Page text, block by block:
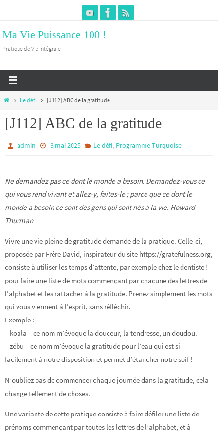
le
contenu
Ma Vie Puissance 100 !
Pratique de Vie Intégrale
HomeLe défi [J112] ABC de la gratitude
[J112] ABC de la gratitude
admin 3 mai 2025 Le défi, Programme Turquoise
Ne demandez pas ce dont le monde a besoin. Demandez-vous ce
qui vous rend vivant et allez-y, faites-le ; parce que ce dont le
monde a besoin ce sont des gens qui sont nés à la vie. Howard
Thurman
Vivre une vie pleine de gratitude demande de la pratique. Celle-ci,
proposée par Frère David, inspirateur du site https://gratefulness.org,
consiste à utiliser les temps d’attente, par exemple chez le dentiste !
pour faire une liste de mots commençant par chacune des lettres de
l’alphabet et les rattacher à la gratitude. Prenez simplement les mots
qui vous viennent à l’esprit, sans réfléchir.
Exemple :
– koala – ce nom m’évoque la douceur, la tendresse, un doudou.
– zébu – ce nom m’évoque la gratitude pour l’eau qui est si
facilement à notre disposition et permet d’étancher notre soif !
N’oubliez pas de commencer chaque journée dans la gratitude, cela
change tellement de choses.
Une variante de cette pratique consiste à faire défiler une liste de
prénoms commençant par toutes les lettres de l’alphabet, et à